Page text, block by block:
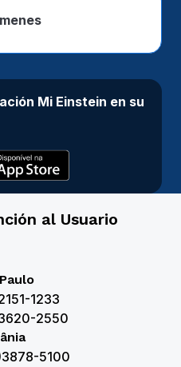
Mi Einstein en su
al Usuario
1233
2550
5100